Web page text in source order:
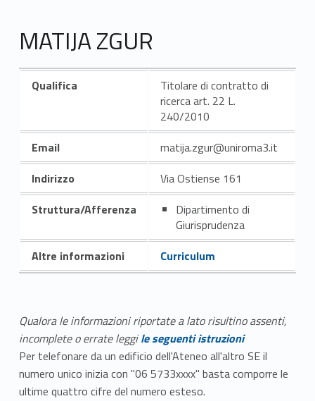
MATIJA ZGUR
Qualifica
Titolare di contratto di
ricerca art. 22 L.
240/2010
Email
matija.zgur@uniroma3.it
Indirizzo
Via Ostiense 161
Struttura/Afferenza
Dipartimento di
Giurisprudenza
Altre informazioni
Curriculum
Qualora le informazioni riportate a lato risultino assenti,
incomplete o errate leggile seguenti istruzioni
Per telefonare da un edificio dell'Ateneo all'altro SE il
numero unico inizia con "06 5733xxxx" basta comporre le
ultime quattro cifre del numero esteso.